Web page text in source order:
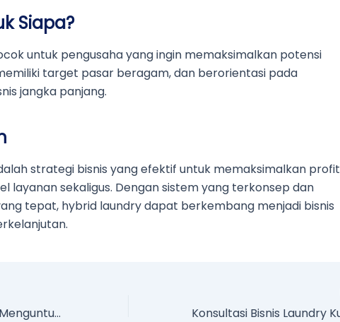
Siapa?
untuk pengusaha yang ingin memaksimalkan potensi
target pasar beragam, dan berorientasi pada
jangka panjang.
strategi bisnis yang efektif untuk memaksimalkan profit
layanan sekaligus. Dengan sistem yang terkonsep dan
tepat, hybrid laundry dapat berkembang menjadi bisnis
Paket Usaha Laundry Menguntungkan untuk Pemula hingga Profesional